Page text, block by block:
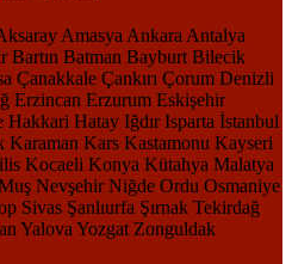
Amasya Ankara Antalya
Bartın Batman Bayburt Bilecik
Çanakkale Çankırı Çorum Denizli
Erzincan Erzurum Eskişehir
Hakkari Hatay Iğdır Isparta İstanbul
Karaman Kars Kastamonu Kayseri
Kocaeli Konya Kütahya Malatya
Nevşehir Niğde Ordu Osmaniye
Sivas Şanlıurfa Şırnak Tekirdağ
Yalova Yozgat Zonguldak